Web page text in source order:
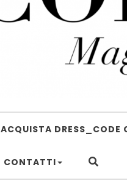
ACQUISTA DRESS_CODE
CONTATTI